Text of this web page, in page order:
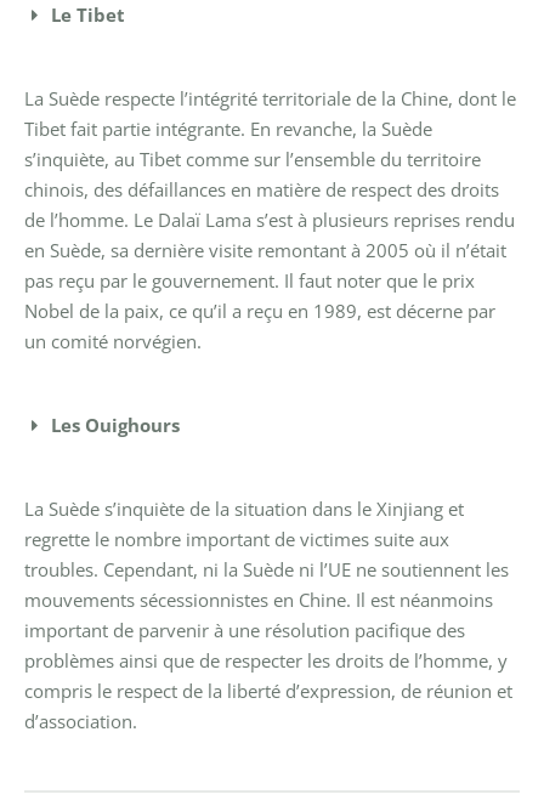
Le Tibet
La Suède respecte l’intégrité territoriale de la Chine, dont le
Tibet fait partie intégrante. En revanche, la Suède
s’inquiète, au Tibet comme sur l’ensemble du territoire
chinois, des défaillances en matière de respect des droits
de l’homme. Le Dalaï Lama s’est à plusieurs reprises rendu
en Suède, sa dernière visite remontant à 2005 où il n’était
pas reçu par le gouvernement. Il faut noter que le prix
Nobel de la paix, ce qu’il a reçu en 1989, est décerne par
un comité norvégien.
Les Ouighours
La Suède s’inquiète de la situation dans le Xinjiang et
regrette le nombre important de victimes suite aux
troubles. Cependant, ni la Suède ni l’UE ne soutiennent les
mouvements sécessionnistes en Chine. Il est néanmoins
important de parvenir à une résolution pacifique des
problèmes ainsi que de respecter les droits de l’homme, y
compris le respect de la liberté d’expression, de réunion et
d’association.